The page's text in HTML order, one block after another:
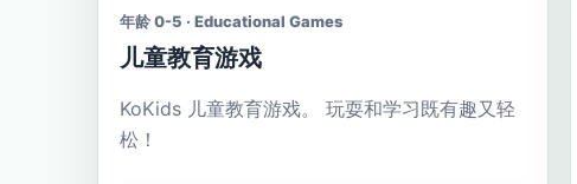
年龄 0-5 · Educational Games
儿童教育游戏
KoKids 儿童教育游戏。 玩耍和学习既有趣又轻
松！